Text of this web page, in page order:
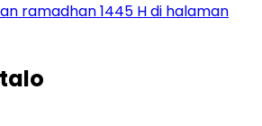
ramadhan 1445 H di halaman